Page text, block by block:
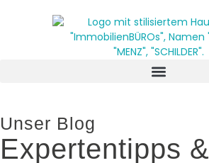
Unser Blog
Expertentipps &